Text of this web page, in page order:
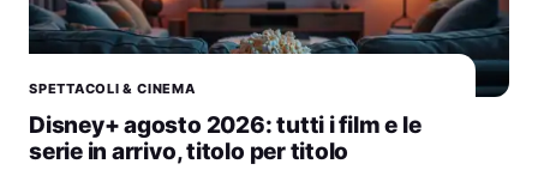
SPETTACOLI & CINEMA
Disney+ agosto 2026: tutti i film e le
serie in arrivo, titolo per titolo